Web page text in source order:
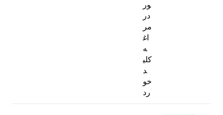
ور
در
مر
اغ
ه
کلی
د
خو
رد